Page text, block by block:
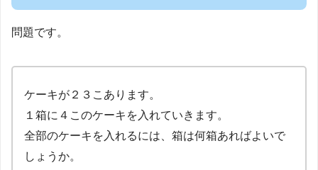
問題です。
ケーキが２３こあります。
１箱に４このケーキを入れていきます。
全部のケーキを入れるには、箱は何箱あればよいで
しょうか。